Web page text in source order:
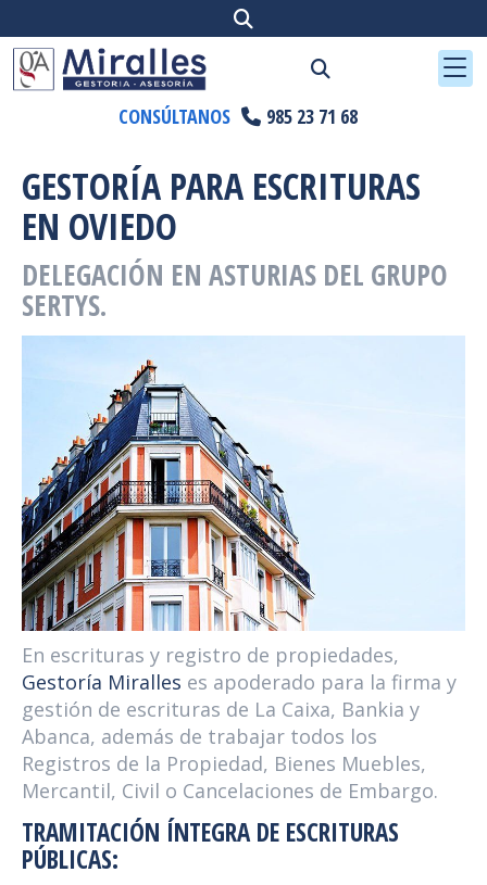
CONSÚLTANOS 985 23 71 68
GESTORÍA PARA ESCRITURAS
EN OVIEDO
DELEGACIÓN EN ASTURIAS DEL GRUPO
SERTYS.
En escrituras y registro de propiedades,
Gestoría Miralles es apoderado para la firma y
gestión de escrituras de La Caixa, Bankia y
Abanca, además de trabajar todos los
Registros de la Propiedad, Bienes Muebles,
Mercantil, Civil o Cancelaciones de Embargo.
TRAMITACIÓN ÍNTEGRA DE ESCRITURAS
PÚBLICAS: